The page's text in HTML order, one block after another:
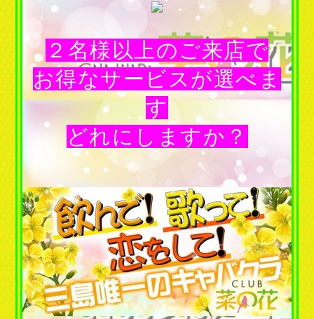
２名様以上のご来店で
お得なサービスが選べま
す
どれにしますか？